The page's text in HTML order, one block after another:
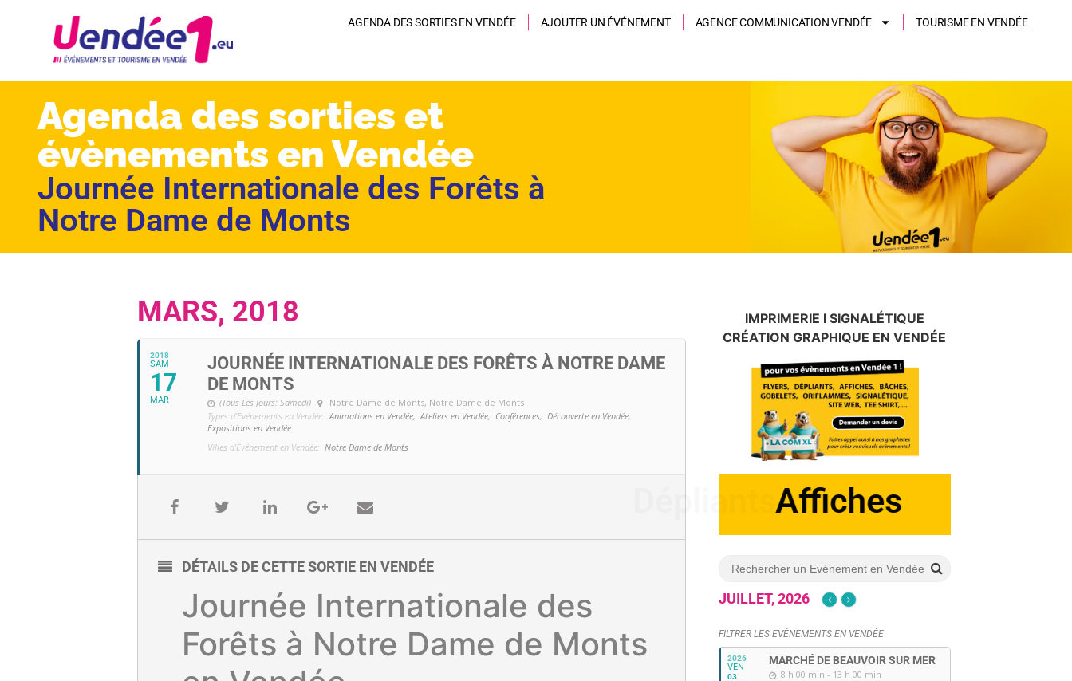
AGENDA DES SORTIES EN VENDÉE AJOUTER UN ÉVÉNEMENT AGENCE COMMUNICATION VENDÉE TOURISME EN VENDÉE
Agenda des sorties et
évènements en Vendée
Journée Internationale des Forêts à
Notre Dame de Monts
MARS, 2018
2018
SAM
17
MAR
JOURNÉE INTERNATIONALE DES FORÊTS À NOTRE DAME
DE MONTS
(Tous Les Jours: Samedi) Notre Dame de Monts, Notre Dame de Monts
Types d'Evénements en Vendée: Animations en Vendée, Ateliers en Vendée, Conférences, Découverte en Vendée,
Expositions en Vendée
Villes d'Evénement en Vendée: Notre Dame de Monts
DÉTAILS DE CETTE SORTIE EN VENDÉE
Journée Internationale des
Forêts à Notre Dame de Monts
IMPRIMERIE I SIGNALÉTIQUE
CRÉATION GRAPHIQUE EN VENDÉE
Dépliants
JUILLET, 2026
FILTRER LES EVÉNEMENTS EN VENDÉE
2026
VEN
03
MARCHÉ DE BEAUVOIR SUR MER
8 h 00 min - 13 h 00 min